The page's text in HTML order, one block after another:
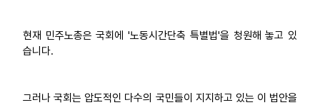
현재 민주노총은 국회에 '노동시간단축 특별법'을 청원해 놓고 있
습니다.
그러나 국회는 압도적인 다수의 국민들이 지지하고 있는 이 법안을